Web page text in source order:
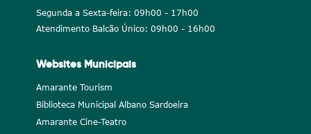
Segunda a Sexta-feira: 09h00 - 17h00
Atendimento Balcão Único: 09h00 - 16h00
Websites Municipais
Amarante Tourism
Biblioteca Municipal Albano Sardoeira
Amarante Cine-Teatro